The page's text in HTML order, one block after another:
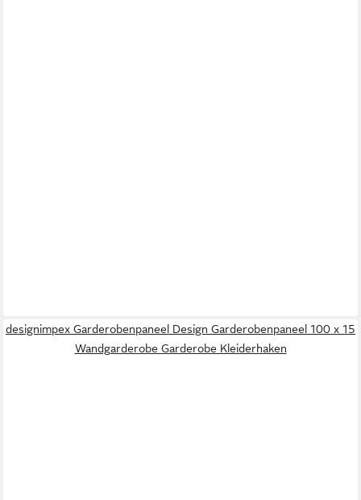
designimpex Garderobenpaneel Design Garderobenpaneel 100 x 15
Wandgarderobe Garderobe Kleiderhaken